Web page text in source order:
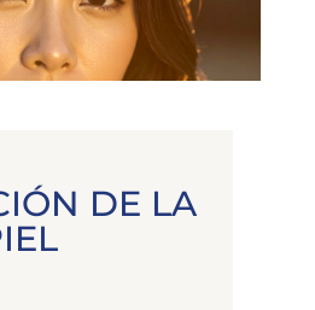
DE LA